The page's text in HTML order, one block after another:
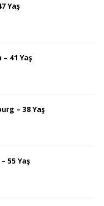
Yaş
41 Yaş
– 38 Yaş
55 Yaş